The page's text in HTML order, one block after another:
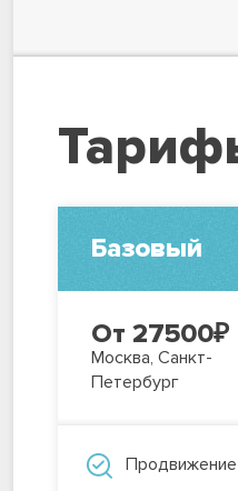
Базовый
От 27500₽
Москва, Санкт-
Петербург
Продвижение